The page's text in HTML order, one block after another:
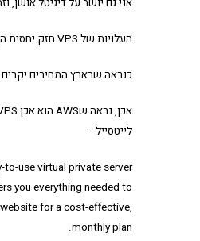
אני גם יושב על דיגיטל אושן,
העלויות של VPS חזק יחסית הן באזור ה-40 דולר לחודש.
כנראה שבארץ המחירים
לייטסייל –
to-use virtual private server
you everything needed to
for a cost-effective,
monthly plan.